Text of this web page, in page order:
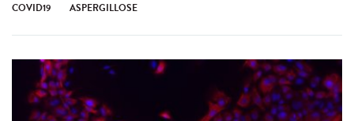
COVID19 ASPERGILLOSE